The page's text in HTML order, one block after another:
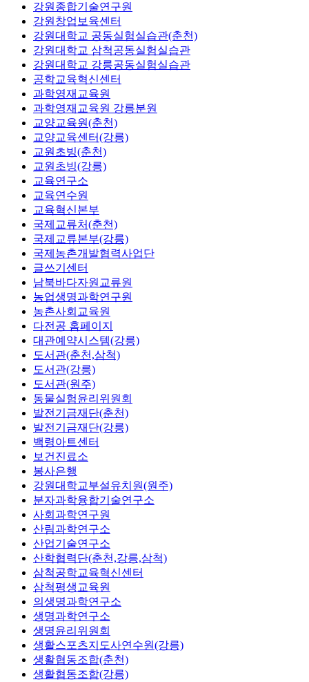
강원종합기술연구원
강원창업보육센터
강원대학교 공동실험실습관(춘천)
강원대학교 삼척공동실험실습관
강원대학교 강릉공동실험실습관
공학교육혁신센터
과학영재교육원
과학영재교육원 강릉분원
교양교육원(춘천)
교양교육센터(강릉)
교원초빙(춘천)
교원초빙(강릉)
교육연구소
교육연수원
교육혁신본부
국제교류처(춘천)
국제교류본부(강릉)
국제농촌개발협력사업단
글쓰기센터
남북바다자원교류원
농업생명과학연구원
농촌사회교육원
다전공 홈페이지
대관예약시스템(강릉)
도서관(춘천,삼척)
도서관(강릉)
도서관(원주)
동물실험윤리위원회
발전기금재단(춘천)
발전기금재단(강릉)
백령아트센터
보건진료소
봉사은행
강원대학교부설유치원(원주)
분자과학융합기술연구소
사회과학연구원
산림과학연구소
산업기술연구소
산학협력단(춘천,강릉,삼척)
삼척공학교육혁신센터
삼척평생교육원
의생명과학연구소
생명과학연구소
생명윤리위원회
생활스포츠지도사연수원(강릉)
생활협동조합(춘천)
생활협동조합(강릉)